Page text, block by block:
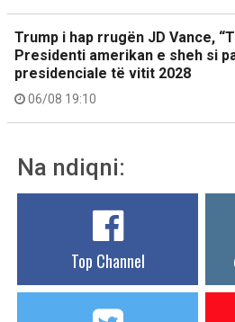
Trump i hap rrugën JD Vance,
Presidenti amerikan e sheh si
presidenciale të vitit 2028
06/08 19:10
Na ndiqni:
Top Channel